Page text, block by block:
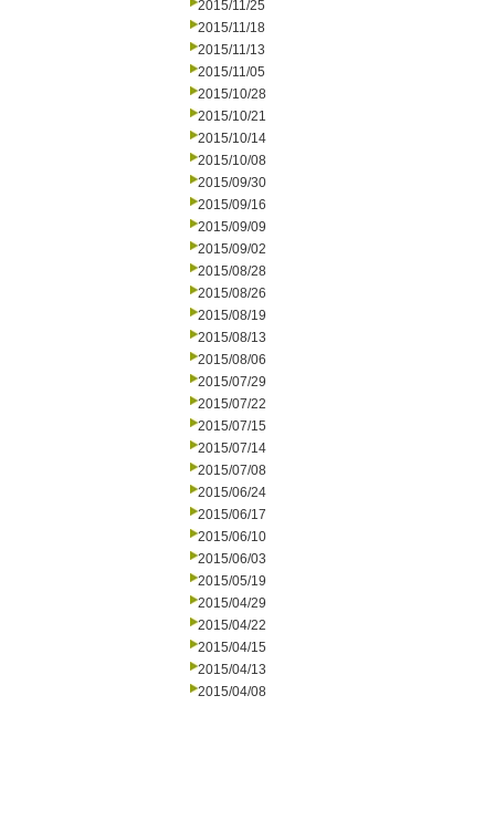
2015/11/25
2015/11/18
2015/11/13
2015/11/05
2015/10/28
2015/10/21
2015/10/14
2015/10/08
2015/09/30
2015/09/16
2015/09/09
2015/09/02
2015/08/28
2015/08/26
2015/08/19
2015/08/13
2015/08/06
2015/07/29
2015/07/22
2015/07/15
2015/07/14
2015/07/08
2015/06/24
2015/06/17
2015/06/10
2015/06/03
2015/05/19
2015/04/29
2015/04/22
2015/04/15
2015/04/13
2015/04/08